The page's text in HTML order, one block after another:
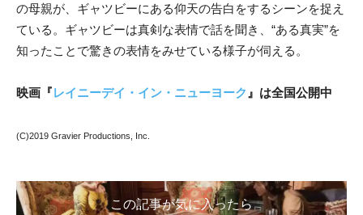
の母親が、ギャツビーにある仰天の告白をするシーンを捉え
ている。ギャツビーは真剣な表情で話を聞き、“ある真実”を
知ったことで驚きの表情をみせている様子が伺える。
映画『レイニーデイ・イン・ニューヨーク 』は全国公開中
(C)2019 Gravier Productions, Inc.
この記事が気に入ったら